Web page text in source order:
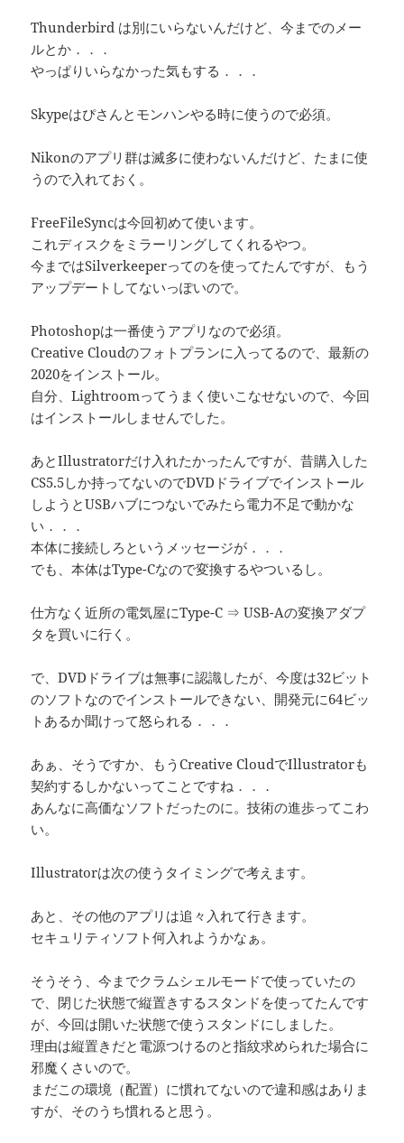
Thunderbird は別にいらないんだけど、今までのメー
ルとか．．．
やっぱりいらなかった気もする．．．
Skypeはぴさんとモンハンやる時に使うので必須。
Nikonのアプリ群は滅多に使わないんだけど、たまに使
うので入れておく。
FreeFileSyncは今回初めて使います。
これディスクをミラーリングしてくれるやつ。
今まではSilverkeeperってのを使ってたんですが、もう
アップデートしてないっぽいので。
Photoshopは一番使うアプリなので必須。
Creative Cloudのフォトプランに入ってるので、最新の
2020をインストール。
自分、Lightroomってうまく使いこなせないので、今回
はインストールしませんでした。
あとIllustratorだけ入れたかったんですが、昔購入した
CS5.5しか持ってないのでDVDドライブでインストール
しようとUSBハブにつないでみたら電力不足で動かな
い．．．
本体に接続しろというメッセージが．．．
でも、本体はType-Cなので変換するやついるし。
仕方なく近所の電気屋にType-C ⇒ USB-Aの変換アダプ
タを買いに行く。
で、DVDドライブは無事に認識したが、今度は32ビット
のソフトなのでインストールできない、開発元に64ビッ
トあるか聞けって怒られる．．．
あぁ、そうですか、もうCreative CloudでIllustratorも
契約するしかないってことですね．．．
あんなに高価なソフトだったのに。技術の進歩ってこわ
い。
Illustratorは次の使うタイミングで考えます。
あと、その他のアプリは追々入れて行きます。
セキュリティソフト何入れようかなぁ。
そうそう、今までクラムシェルモードで使っていたの
で、閉じた状態で縦置きするスタンドを使ってたんです
が、今回は開いた状態で使うスタンドにしました。
理由は縦置きだと電源つけるのと指紋求められた場合に
邪魔くさいので。
まだこの環境（配置）に慣れてないので違和感はありま
すが、そのうち慣れると思う。